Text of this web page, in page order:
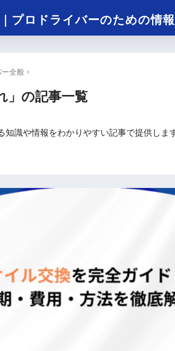
プロドライバーのための情
ー全般
」の記事一覧
知識や情報をわかりやすい記事で提供しま